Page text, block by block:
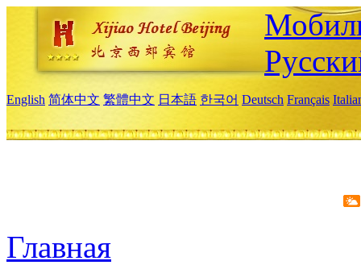
English 简体中文 繁體中文 日本語 한국어 Deutsch Français
Главная